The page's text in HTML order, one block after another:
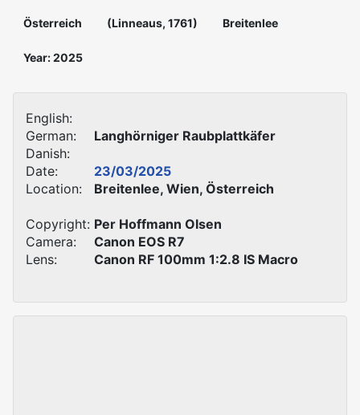
Österreich (Linneaus, 1761) Breitenlee
Year: 2025
English:
German:
Langhörniger Raubplattkäfer
Danish:
Date:
23/03/2025
Location:
Breitenlee, Wien, Österreich
Copyright: Per Hoffmann Olsen
Camera:
Canon EOS R7
Lens:
Canon RF 100mm 1:2.8 IS Macro